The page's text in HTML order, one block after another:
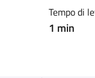
Tempo di
1 min